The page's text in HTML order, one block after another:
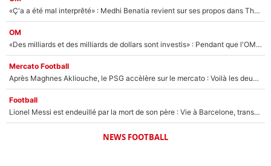
«Ç'a a été mal interprêté» : Medhi Benatia revient sur ses propos dans The Bridge et précise ses conditions pour rejoindre le PSG !
OM
«Des milliards et des milliards de dollars sont investis» : Pendant que l'OM est en pleine crise financière, Frank McCourt lance un nouveau projet à 260M€ !
Mercato Football
Après Maghnes Akliouche, le PSG accèlère sur le mercato : Voilà les deux nouvelles recrues qui vont signer la semaine prochaine ?
Football
Lionel Messi est endeuillé par la mort de son père : Vie à Barcelone, transfert au PSG... voilà comment Jorge Messi a joué un rôle essentiel dans sa carrière !
NEWS FOOTBALL